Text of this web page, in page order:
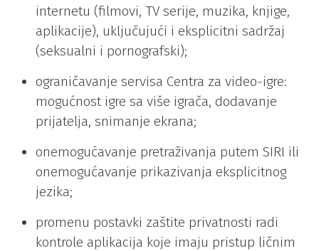
internetu (filmovi, TV serije, muzika, knjige,
aplikacije), uključujući i eksplicitni sadržaj
(seksualni i pornografski);
ograničavanje servisa Centra za video-igre:
mogućnost igre sa više igrača, dodavanje
prijatelja, snimanje ekrana;
onemogućavanje pretraživanja putem SIRI ili
onemogućavanje prikazivanja eksplicitnog
jezika;
promenu postavki zaštite privatnosti radi
kontrole aplikacija koje imaju pristup ličnim